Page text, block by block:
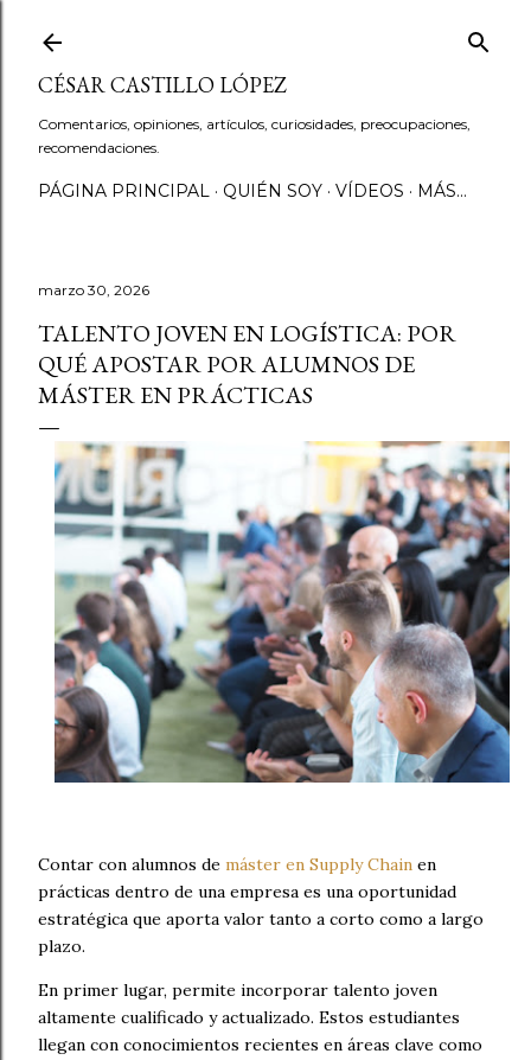
CÉSAR CASTILLO LÓPEZ
Comentarios, opiniones, artículos, curiosidades, preocupaciones,
recomendaciones.
PÁGINA PRINCIPAL QUIÉN SOY VÍDEOS MÁS…
marzo 30, 2026
TALENTO JOVEN EN LOGÍSTICA: POR
QUÉ APOSTAR POR ALUMNOS DE
MÁSTER EN PRÁCTICAS
Contar con alumnos de máster en Supply Chain en
prácticas dentro de una empresa es una oportunidad
estratégica que aporta valor tanto a corto como a largo
plazo.
En primer lugar, permite incorporar talento joven
altamente cualificado y actualizado. Estos estudiantes
llegan con conocimientos recientes en áreas clave como